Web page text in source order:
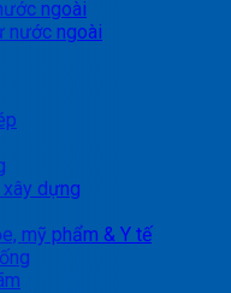
ngoài
nước ngoài
xây dựng
mỹ phẩm & Y tế